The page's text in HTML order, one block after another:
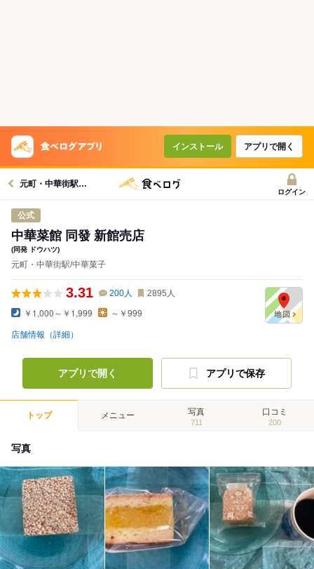
インストール アプリで開く
元町・中華街駅グルメへ
ログイン
公式
中華菜館 同發 新館売店
(同発 ドウハツ)
元町・中華街駅/中華菓子
3.31 200人 2895 人
￥1,000～￥1,999 ～￥999
店舗情報（詳細）
アプリで開く アプリで保存
トップ メニュー 写真
711
口コミ
200
写真